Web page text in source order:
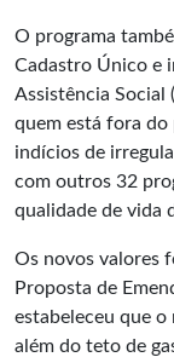
O programa
Cadastro Único e
Assistência Social
quem está fora do
indícios de
com outros 32
qualidade de vida
Os novos valores
Proposta de
estabeleceu que
além do teto de